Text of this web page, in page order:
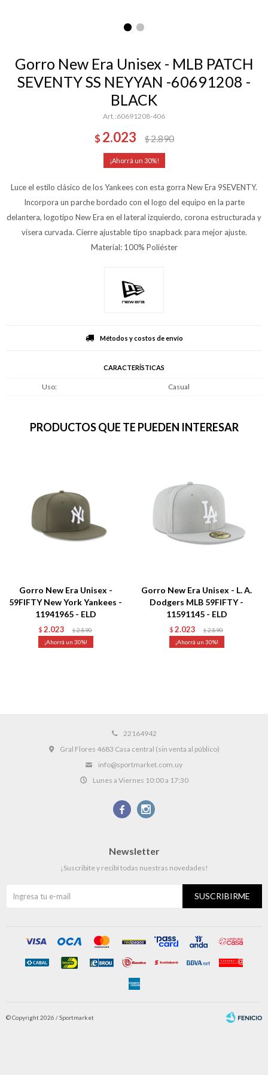
Gorro New Era Unisex - MLB PATCH
SEVENTY SS NEYYAN -60691208 -
BLACK
60691208-406
$ 2.023 $2.890
30
Luce el estilo clásico de los Yankees con esta gorra New Era 9SEVENTY.
Incorpora un parche bordado con el logo del equipo en la parte
delantera, logotipo New Era en el lateral izquierdo, corona estructurada y
visera curvada. Cierre ajustable tipo snapback para mejor ajuste.
Material: 100% Poliéster
Métodos y costos de envío
CARACTERÍSTICAS
Uso Casual
PRODUCTOS QUE TE PUEDEN INTERESAR
Gorro New Era Unisex -
59FIFTY New York Yankees -
11941965 - ELD
$ 2.023 $ 2.890
30
Gorro New Era Unisex - L. A.
Dodgers MLB 59FIFTY -
11591145 - ELD
$ 2.023 $ 2.890
30
22164942
Gral Flores 4683 Casa central (sin venta al público)
info@sportmarket.com.uy
Lunes a Viernes 10:00 a 17:30
 
Newsletter
¡Suscribite y recibí todas nuestras novedades!
SUSCRIBIRME
© Copyright 2026 / Sportmarket